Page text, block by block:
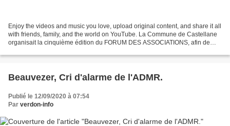
Enjoy the videos and music you love, upload original content, and share it all
with friends, family, and the world on YouTube. La Commune de Castellane
organisait la cinquième édition du FORUM DES ASSOCIATIONS, afin de
Beauvezer, Cri d'alarme de l'ADMR.
Publié le 12/09/2020 à 07:54
Par verdon-info